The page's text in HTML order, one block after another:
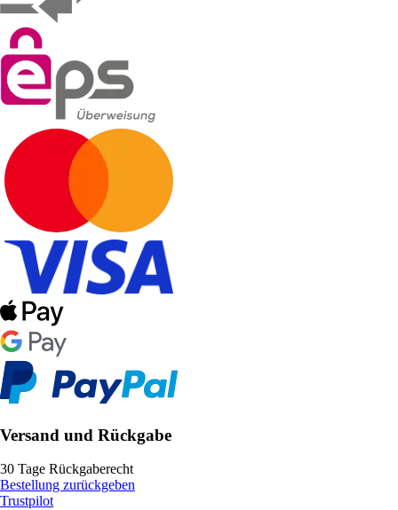
Versand und Rückgabe
30 Tage Rückgaberecht
Bestellung zurückgeben
Trustpilot